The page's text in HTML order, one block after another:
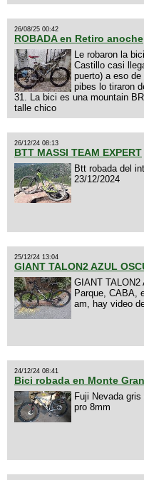
26/08/25 00:42
ROBADA en Retiro anoche
Le robaron la
Castillo casi
puerto) a eso
pibes lo tiraron
31. La bici es una mountain
talle chico
26/12/24 08:13
BTT MASSI TEAM EXPERT
Btt robada del
23/12/2024
25/12/24 13:04
GIANT TALON2 AZUL
GIANT TALON2
Parque, CABA,
am, hay video
24/12/24 08:41
Bici robada en Monte
Fuji Nevada
pro 8mm